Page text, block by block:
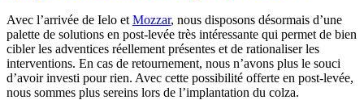
Avec l’arrivée de Ielo et Mozzar, nous disposons désormais d’une
palette de solutions en post-levée très intéressante qui permet de bien
cibler les adventices réellement présentes et de rationaliser les
interventions. En cas de retournement, nous n’avons plus le souci
d’avoir investi pour rien. Avec cette possibilité offerte en post-levée,
nous sommes plus sereins lors de l’implantation du colza.